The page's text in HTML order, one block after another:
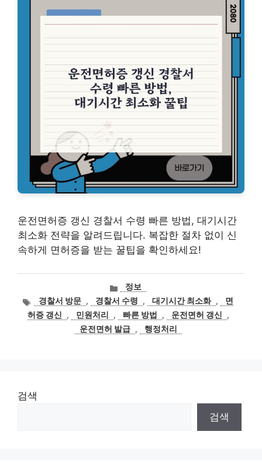
운전면허증 갱신 경찰서 수령 빠른 방법, 대기시간
최소화 전략을 알려드립니다. 복잡한 절차 없이 신
속하게 면허증을 받는 꿀팁을 확인하세요!
카
테
고
리
정보
태
그
경찰서 방문 , 경찰서 수령 , 대기시간 최소화 ,
면
허증 갱신
, 민원처리 , 빠른 방법 , 운전면허 갱신
,
운전면허 발급 , 행정처리
검색
검색